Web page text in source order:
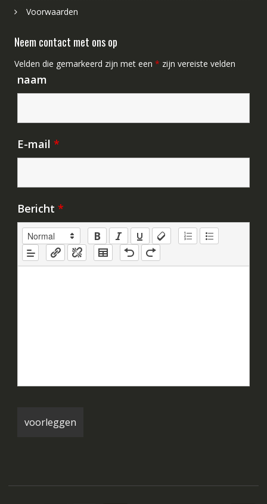
Voorwaarden
Neem contact met ons op
Velden die gemarkeerd zijn met een * zijn vereiste velden
naam
E-mail *
Bericht *